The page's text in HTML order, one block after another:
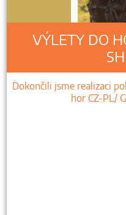
VÝLETY DO
Dokončili jsme realizaci
hor CZ-PL/